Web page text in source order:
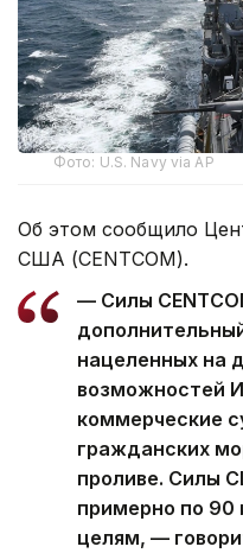
Фото: U.S. Navy via AP
Об этом сообщило
США (CENTCOM).
— Силы
нацеленных на
возможностей
коммерческие
гражданских
проливе. Силы
примерно по 90
целям, —